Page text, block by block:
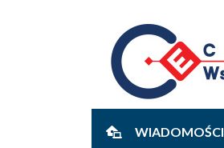
WIADOMOŚCI